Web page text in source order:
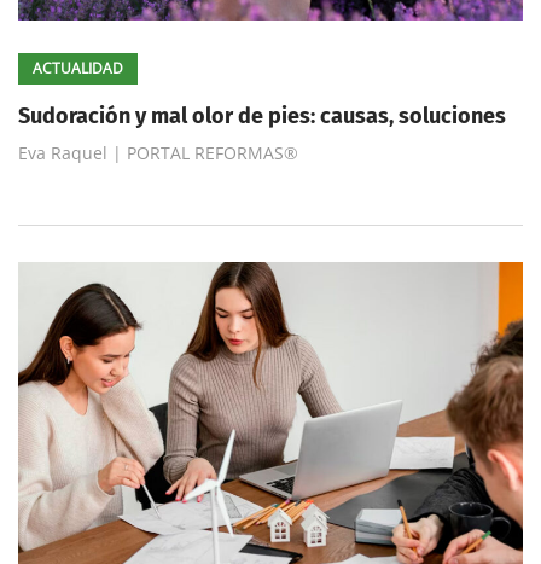
ACTUALIDAD
Sudoración y mal olor de pies: causas, soluciones
Eva Raquel | PORTAL REFORMAS®